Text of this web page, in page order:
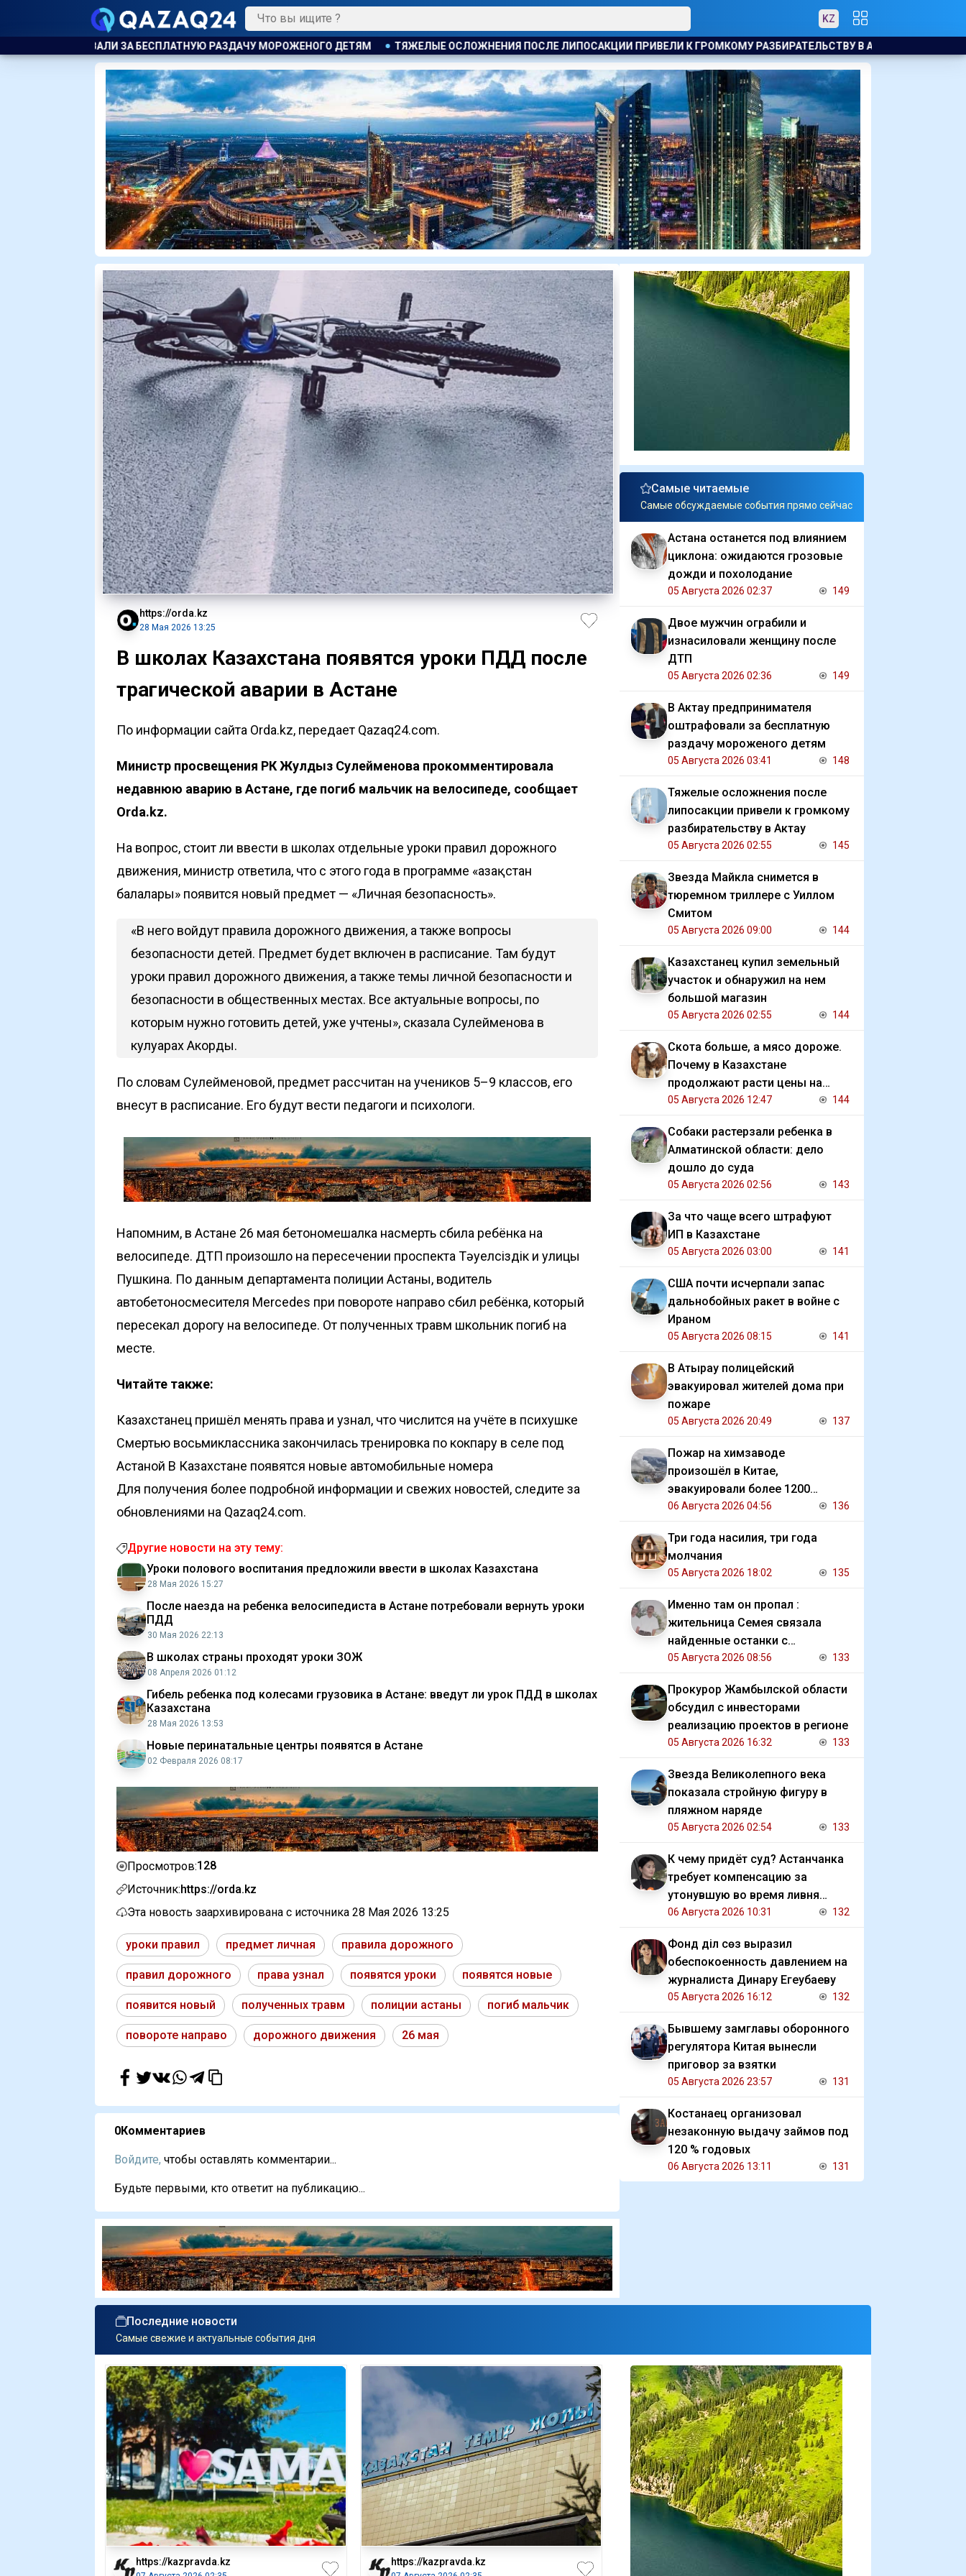
KZ
РАЗДАЧУ МОРОЖЕНОГО ДЕТЯМ ТЯЖЕЛЫЕ ОСЛОЖНЕНИЯ ПОСЛЕ ЛИПОСАКЦИИ ПРИВЕЛИ К ГРОМКОМУ РАЗБИРАТЕЛЬСТВУ В АКТАУ ЗВЕЗДА МАЙКЛА СНИМЕТСЯ В ТЮРЕМНОМ
https://orda.kz
28 Мая 2026 13:25
В школах Казахстана появятся уроки ПДД после
трагической аварии в Астане
По информации сайта Orda.kz, передает Qazaq24.com.
Министр просвещения РК Жулдыз Сулейменова прокомментировала
недавнюю аварию в Астане, где погиб мальчик на велосипеде, сообщает
Orda.kz.
На вопрос, стоит ли ввести в школах отдельные уроки правил дорожного
движения, министр ответила, что с этого года в программе «Қазақстан
балалары» появится новый предмет — «Личная безопасность».
«В него войдут правила дорожного движения, а также вопросы
безопасности детей. Предмет будет включен в расписание. Там будут
уроки правил дорожного движения, а также темы личной безопасности и
безопасности в общественных местах. Все актуальные вопросы, по
которым нужно готовить детей, уже учтены», сказала Сулейменова в
кулуарах Акорды.
По словам Сулейменовой, предмет рассчитан на учеников 5–9 классов, его
внесут в расписание. Его будут вести педагоги и психологи.
Напомним, в Астане 26 мая бетономешалка насмерть сбила ребёнка на
велосипеде. ДТП произошло на пересечении проспекта Тәуелсіздік и улицы
Пушкина. По данным департамента полиции Астаны, водитель
автобетоносмесителя Mercedes при повороте направо сбил ребёнка, который
пересекал дорогу на велосипеде. От полученных травм школьник погиб на
месте.
Читайте также:
Казахстанец пришёл менять права и узнал, что числится на учёте в психушке
Смертью восьмиклассника закончилась тренировка по кокпару в селе под
Астаной В Казахстане появятся новые автомобильные номера
Для получения более подробной информации и свежих новостей, следите за
обновлениями на Qazaq24.com.
Другие новости на эту тему:
Уроки полового воспитания предложили ввести в школах Казахстана
28 Мая 2026 15:27
После наезда на ребенка велосипедиста в Астане потребовали вернуть уроки
ПДД
30 Мая 2026 22:13
В школах страны проходят уроки ЗОЖ
08 Апреля 2026 01:12
Гибель ребенка под колесами грузовика в Астане: введут ли урок ПДД в школах
Казахстана
28 Мая 2026 13:53
Новые перинатальные центры появятся в Астане
02 Февраля 2026 08:17
Просмотров:128
Источник:https://orda.kz
Эта новость заархивирована с источника 28 Мая 2026 13:25
уроки правил предмет личная правила дорожного
правил дорожного права узнал появятся уроки появятся новые
появится новый полученных травм полиции астаны погиб мальчик
повороте направо дорожного движения 26 мая
0Комментариев
Войдите, чтобы оставлять комментарии...
Будьте первыми, кто ответит на публикацию...
Самые читаемые
Самые обсуждаемые события прямо сейчас
Астана останется под влиянием
циклона: ожидаются грозовые
дожди и похолодание
05 Августа 2026 02:37 149
Двое мужчин ограбили и
изнасиловали женщину после
ДТП
05 Августа 2026 02:36 149
В Актау предпринимателя
оштрафовали за бесплатную
раздачу мороженого детям
05 Августа 2026 03:41 148
Тяжелые осложнения после
липосакции привели к громкому
разбирательству в Актау
05 Августа 2026 02:55 145
Звезда Майкла снимется в
тюремном триллере с Уиллом
Смитом
05 Августа 2026 09:00 144
Казахстанец купил земельный
участок и обнаружил на нем
большой магазин
05 Августа 2026 02:55 144
Скота больше, а мясо дороже.
Почему в Казахстане
продолжают расти цены на
баранину и конину
05 Августа 2026 12:47 144
Собаки растерзали ребенка в
Алматинской области: дело
дошло до суда
05 Августа 2026 02:56 143
За что чаще всего штрафуют
ИП в Казахстане
05 Августа 2026 03:00 141
США почти исчерпали запас
дальнобойных ракет в войне с
Ираном
05 Августа 2026 08:15 141
В Атырау полицейский
эвакуировал жителей дома при
пожаре
05 Августа 2026 20:49 137
Пожар на химзаводе
произошёл в Китае,
эвакуировали более 1200
человек
06 Августа 2026 04:56 136
Три года насилия, три года
молчания
05 Августа 2026 18:02 135
Именно там он пропал :
жительница Семея связала
найденные останки с
исчезновением отца
05 Августа 2026 08:56 133
Прокурор Жамбылской области
обсудил с инвесторами
реализацию проектов в регионе
05 Августа 2026 16:32 133
Звезда Великолепного века
показала стройную фигуру в
пляжном наряде
05 Августа 2026 02:54 133
К чему придёт суд? Астанчанка
требует компенсацию за
утонувшую во время ливня
иномарку
06 Августа 2026 10:31 132
Фонд Әділ сөз выразил
обеспокоенность давлением на
журналиста Динару Егеубаеву
05 Августа 2026 16:12 132
Бывшему замглавы оборонного
регулятора Китая вынесли
приговор за взятки
05 Августа 2026 23:57 131
Костанаец организовал
незаконную выдачу займов под
120 % годовых
06 Августа 2026 13:11 131
Последние новости
Самые свежие и актуальные события дня
https://kazpravda.kz https://kazpravda.kz